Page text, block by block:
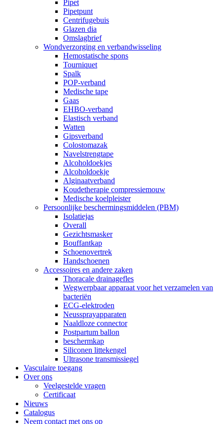
Pipet
Pipetpunt
Centrifugebuis
Glazen dia
Omslagbrief
Wondverzorging en verbandwisseling
Hemostatische spons
Tourniquet
Spalk
POP-verband
Medische tape
Gaas
EHBO-verband
Elastisch verband
Watten
Gipsverband
Colostomazak
Navelstrengtape
Alcoholdoekjes
Alcoholdoekje
Alginaatverband
Koudetherapie compressiemouw
Medische koelpleister
Persoonlijke beschermingsmiddelen (PBM)
Isolatiejas
Overall
Gezichtsmasker
Bouffantkap
Schoenovertrek
Handschoenen
Accessoires en andere zaken
Thoracale drainagefles
Wegwerpbaar apparaat voor het verzamelen van
bacteriën
ECG-elektroden
Neussprayapparaten
Naaldloze connector
Postpartum ballon
beschermkap
Siliconen littekengel
Ultrasone transmissiegel
Vasculaire toegang
Over ons
Veelgestelde vragen
Certificaat
Nieuws
Catalogus
Neem contact met ons op